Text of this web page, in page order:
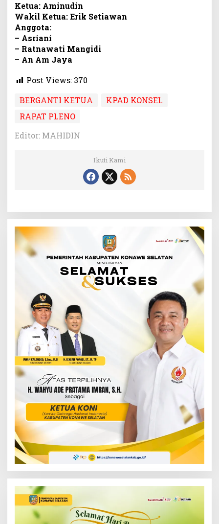
Ketua: Aminudin
Wakil Ketua: Erik Setiawan
Anggota:
– Asriani
– Ratnawati Mangidi
– An Am Jaya
Post Views: 370
BERGANTI KETUA
KPAD KONSEL
RAPAT PLENO
Editor: MAHIDIN
Ikuti Kami